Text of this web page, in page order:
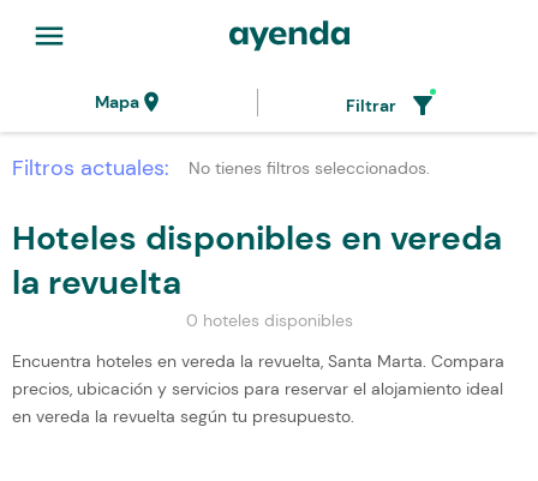
menu
Mapalocation_on Filtrar filter_alt
Filtros actuales: No tienes filtros seleccionados.
Hoteles disponibles en vereda
la revuelta
0 hoteles disponibles
Encuentra hoteles en vereda la revuelta, Santa Marta. Compara
precios, ubicación y servicios para reservar el alojamiento ideal
en vereda la revuelta según tu presupuesto.